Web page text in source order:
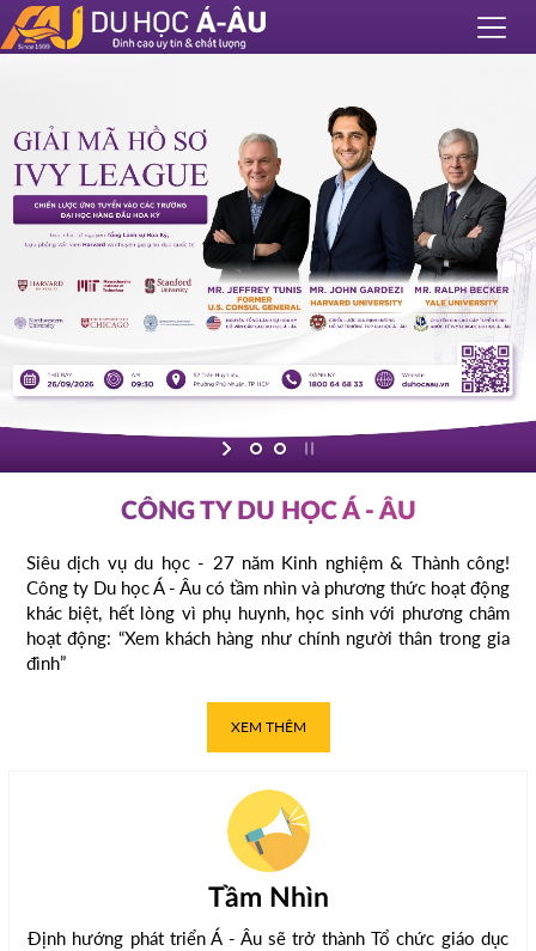
CÔNG TY DU HỌC Á - ÂU
Siêu dịch vụ du học - 27 năm Kinh nghiệm & Thành công!
Công ty Du học Á - Âu có tầm nhìn và phương thức hoạt động
khác biệt, hết lòng vì phụ huynh, học sinh với phương châm
hoạt động: “Xem khách hàng như chính người thân trong gia
đình”
XEM THÊM
Tầm Nhìn
Định hướng phát triển Á - Âu sẽ trở thành Tổ chức giáo dục